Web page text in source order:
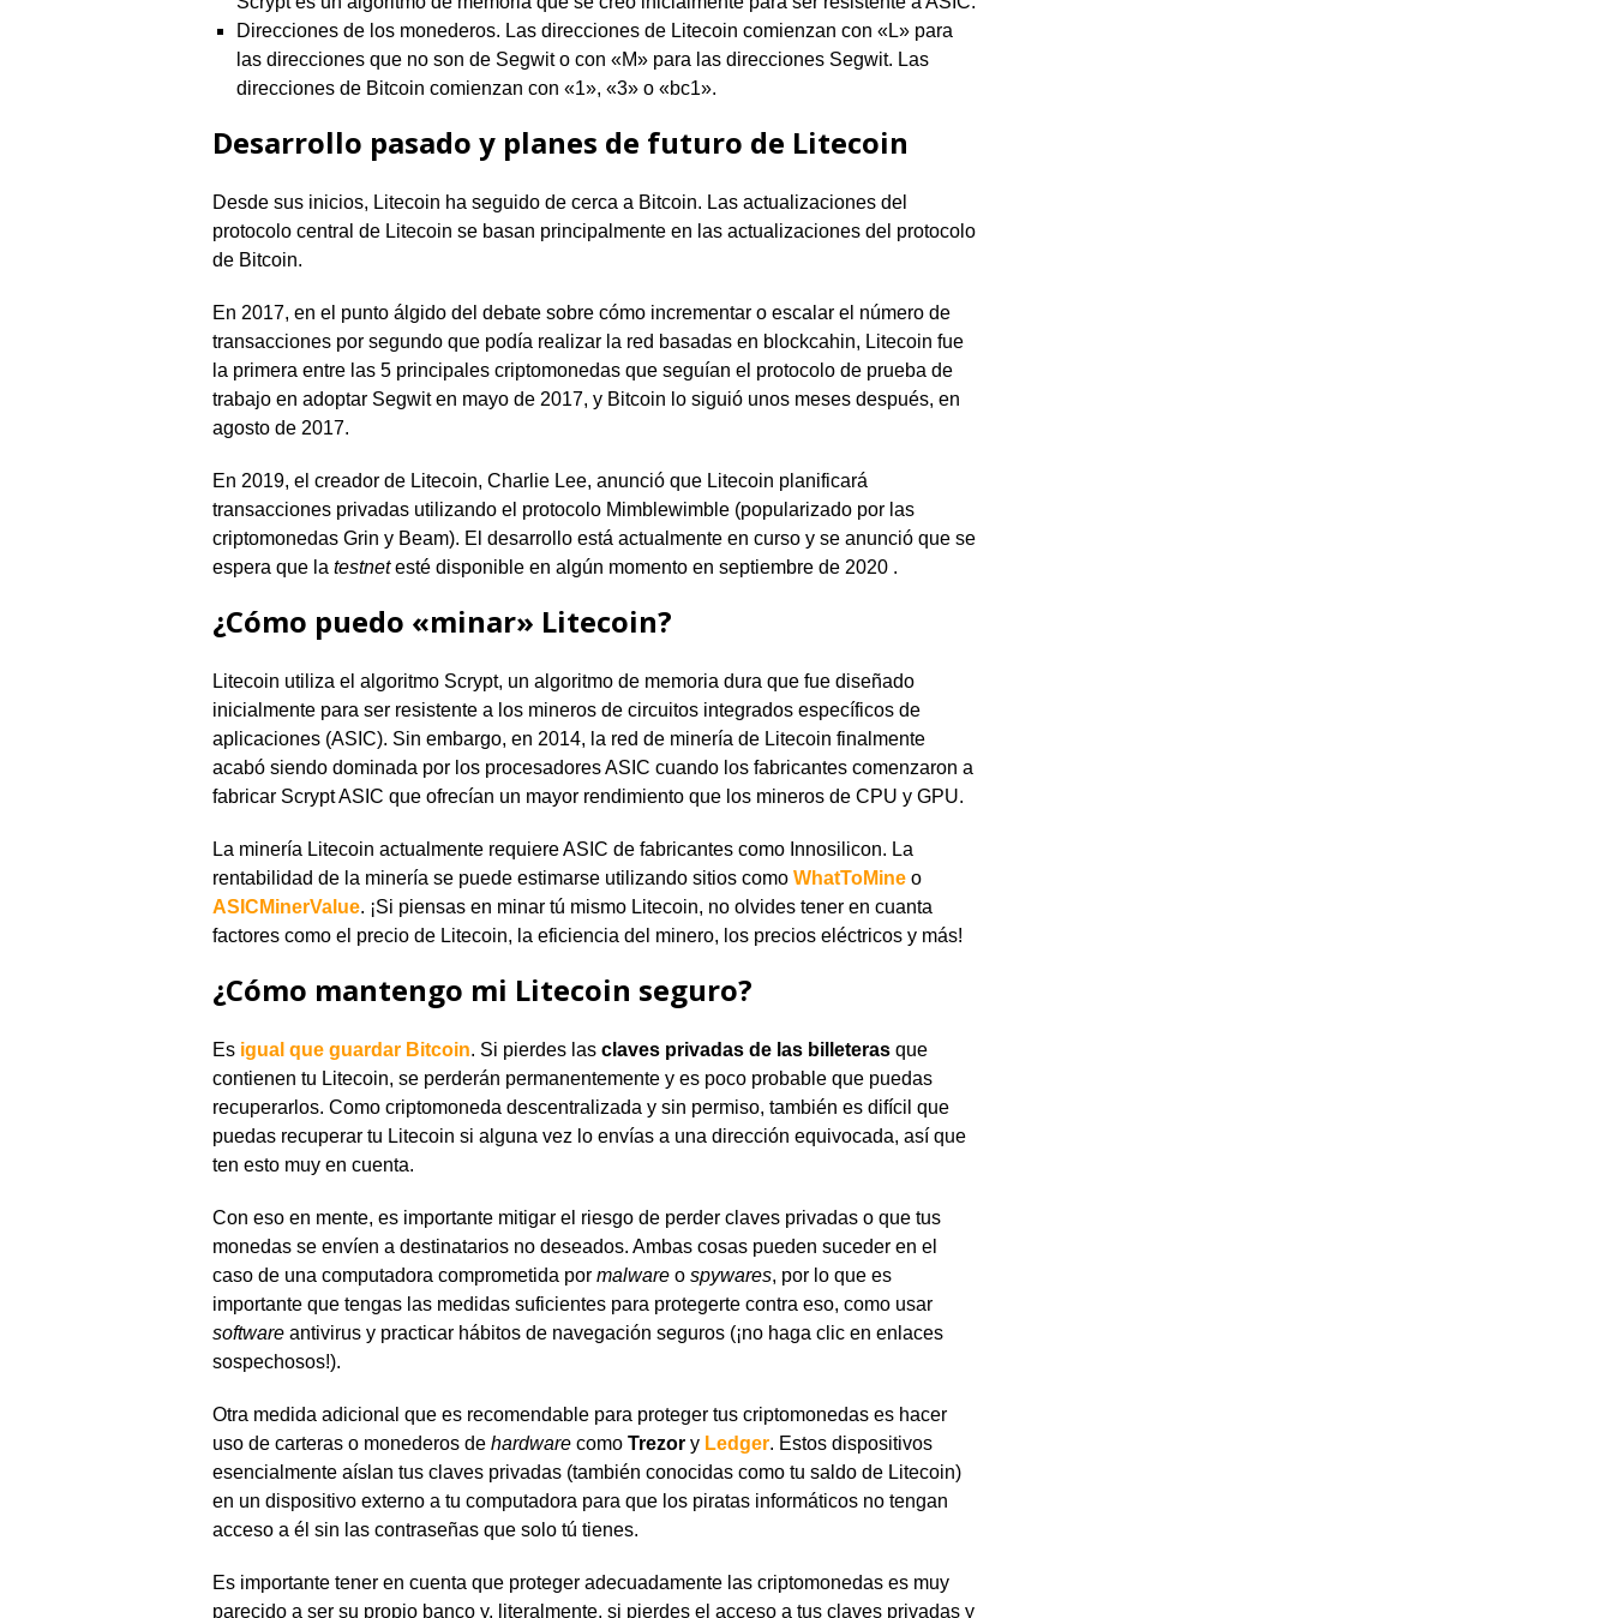
Direcciones de los monederos. Las direcciones de Litecoin comienzan con «L» para
las direcciones que no son de Segwit o con «M» para las direcciones Segwit. Las
direcciones de Bitcoin comienzan con «1», «3» o «bc1».
Desarrollo pasado y planes de futuro de Litecoin
Desde sus inicios, Litecoin ha seguido de cerca a Bitcoin. Las actualizaciones del
protocolo central de Litecoin se basan principalmente en las actualizaciones del protocolo
de Bitcoin.
En 2017, en el punto álgido del debate sobre cómo incrementar o escalar el número de
transacciones por segundo que podía realizar la red basadas en blockcahin, Litecoin fue
la primera entre las 5 principales criptomonedas que seguían el protocolo de prueba de
trabajo en adoptar Segwit en mayo de 2017, y Bitcoin lo siguió unos meses después, en
agosto de 2017.
En 2019, el creador de Litecoin, Charlie Lee, anunció que Litecoin planificará
transacciones privadas utilizando el protocolo Mimblewimble (popularizado por las
criptomonedas Grin y Beam). El desarrollo está actualmente en curso y se anunció que se
espera que la testnetesté disponible en algún momento en septiembre de 2020 .
¿Cómo puedo «minar» Litecoin?
Litecoin utiliza el algoritmo Scrypt, un algoritmo de memoria dura que fue diseñado
inicialmente para ser resistente a los mineros de circuitos integrados específicos de
aplicaciones (ASIC). Sin embargo, en 2014, la red de minería de Litecoin finalmente
acabó siendo dominada por los procesadores ASIC cuando los fabricantes comenzaron a
fabricar Scrypt ASIC que ofrecían un mayor rendimiento que los mineros de CPU y GPU.
La minería Litecoin actualmente requiere ASIC de fabricantes como Innosilicon. La
rentabilidad de la minería se puede estimarse utilizando sitios como WhatToMine o
ASICMinerValue. ¡Si piensas en minar tú mismo Litecoin, no olvides tener en cuanta
factores como el precio de Litecoin, la eficiencia del minero, los precios eléctricos y más!
¿Cómo mantengo mi Litecoin seguro?
Es igual que guardar Bitcoin. Si pierdes las claves privadas de las billeteras que
contienen tu Litecoin, se perderán permanentemente y es poco probable que puedas
recuperarlos. Como criptomoneda descentralizada y sin permiso, también es difícil que
puedas recuperar tu Litecoin si alguna vez lo envías a una dirección equivocada, así que
ten esto muy en cuenta.
Con eso en mente, es importante mitigar el riesgo de perder claves privadas o que tus
monedas se envíen a destinatarios no deseados. Ambas cosas pueden suceder en el
caso de una computadora comprometida por malware o spywares, por lo que es
importante que tengas las medidas suficientes para protegerte contra eso, como usar
software antivirus y practicar hábitos de navegación seguros (¡no haga clic en enlaces
sospechosos!).
Otra medida adicional que es recomendable para proteger tus criptomonedas es hacer
uso de carteras o monederos de hardware como Trezor y Ledger. Estos dispositivos
esencialmente aíslan tus claves privadas (también conocidas como tu saldo de Litecoin)
en un dispositivo externo a tu computadora para que los piratas informáticos no tengan
acceso a él sin las contraseñas que solo tú tienes.
Es importante tener en cuenta que proteger adecuadamente las criptomonedas es muy
parecido a ser su propio banco y, literalmente, si pierdes el acceso a tus claves privadas y